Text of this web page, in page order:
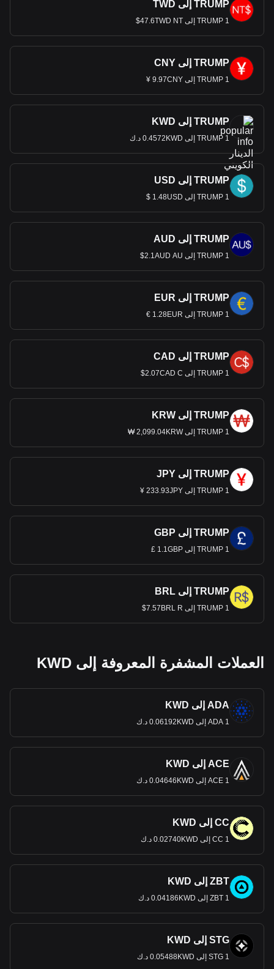
TRUMP إلى TWD
1 TRUMP إلى 47.6TWD NT$
TRUMP إلى CNY
1 TRUMP إلى 9.97CNY ¥
TRUMP إلى KWD
1 TRUMP إلى 0.4572KWD د.ك
TRUMP إلى USD
1 TRUMP إلى 1.48USD $
TRUMP إلى AUD
1 TRUMP إلى 2.1AUD AU$
TRUMP إلى EUR
1 TRUMP إلى 1.28EUR €
TRUMP إلى CAD
1 TRUMP إلى 2.07CAD C$
TRUMP إلى KRW
1 TRUMP إلى 2,099.04KRW ₩
TRUMP إلى JPY
1 TRUMP إلى 233.93JPY ¥
TRUMP إلى GBP
1 TRUMP إلى 1.1GBP £
TRUMP إلى BRL
1 TRUMP إلى 7.57BRL R$
العملات المشفرة المعروفة إلى KWD
ADA إلى KWD
1 ADA إلى 0.06192KWD د.ك
ACE إلى KWD
1 ACE إلى 0.04646KWD د.ك
CC إلى KWD
1 CC إلى 0.02740KWD د.ك
ZBT إلى KWD
1 ZBT إلى 0.04186KWD د.ك
STG إلى KWD
1 STG إلى 0.05488KWD د.ك